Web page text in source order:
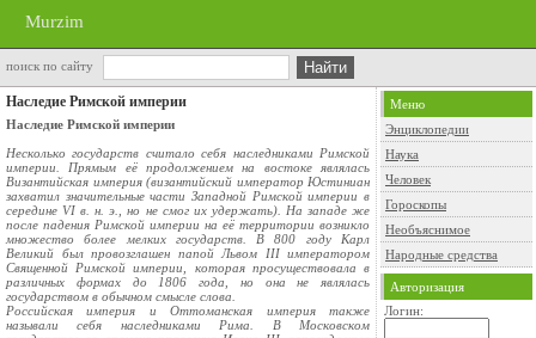
Murzim
поиск по сайту
Наследие Римской империи
Наследие Римской империи
Несколько государств считало себя наследниками Римской
империи. Прямым её продолжением на востоке являлась
Византийская империя (византийский император Юстиниан
захватил значительные части Западной Римской империи в
середине VI в. н. э., но не смог их удержать). На западе же
после падения Римской империи на её территории возникло
множество более мелких государств. В 800 году Карл
Великий был провозглашен папой Львом III императором
Священной Римской империи, которая просуществовала в
различных формах до 1806 года, но она не являлась
государством в обычном смысле слова.
Российская империя и Оттоманская империя также
называли себя наследниками Рима. В Московском
Меню
Энциклопедии
Наука
Человек
Гороскопы
Необъяснимое
Народные средства
Авторизация
Логин: